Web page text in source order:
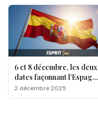
6 et 8 décembre, les deux
dates façonnant l’Espagne
moderne !
2 décembre 2025